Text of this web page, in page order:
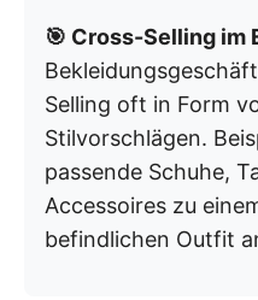
🎯 Cross-Selling im
Selling oft in Form
Stilvorschlägen.
passende Schuhe,
Accessoires zu
befindlichen Outfit